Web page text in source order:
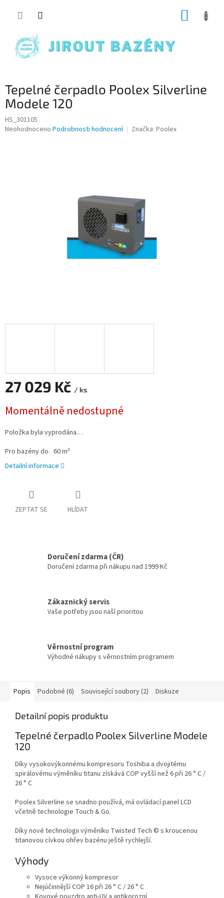
Tepelné čerpadlo Poolex Silverline
Modele 120
HS_301105
Průměrné hodnocení produktu je 0,0 z 5 hvězdiček.
Neohodnoceno Podrobnosti hodnocení Značka: Poolex
27 029 Kč / ks
Momentálně nedostupné
Položka byla vyprodána…
Pro bazény do 60 m³
Detailní informace
ZEPTAT SE HLÍDAT
Doručení zdarma (ČR)
Doručení zdarma při nákupu nad 1999 Kč
Zákaznický servis
Vaše potřeby jsou naší prioritou
Věrnostní program
Výhodné nákupy s věrnostním programem
Popis Podobné (6) Související soubory (2) Diskuze
Detailní popis produktu
Tepelné čerpadlo Poolex Silverline Modele
120
Díky vysokovýkonnému kompresoru Toshiba a dvojitému
spirálovému výměníku titanu získává COP vyšší než 6 při 26 ° C /
26 ° C
Poolex Silverline se snadno používá, má ovládací panel LCD
včetně technologie Touch & Go.
Díky nové technologii výměníku Twisted Tech © s kroucenou
titanovou cívkou ohřev bazénu ještě rychlejší.
Výhody
Vysoce výkonný kompresor
Nejúčinnější COP 16 při 26 ° C / 26 ° C